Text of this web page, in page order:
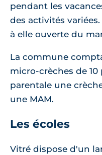
pendant les
des activités
à elle ouverte du
La commune
micro-crèches de 10
parentale une
une MAM.
Les écoles
Vitré dispose d'un